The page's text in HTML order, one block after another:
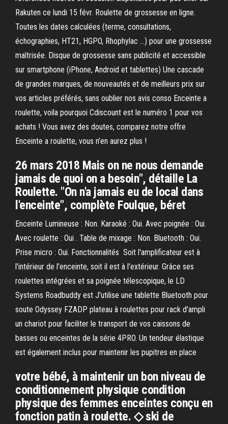
Rakuten ce lundi 15 févr. Roulette de grossesse en ligne.
Toutes les dates calculées (terme, consultations,
échographies, HT21, HGPO, Rhophylac …) pour une grossesse
maîtrisée. Disque de grossesse sans publicité et accessible
sur smartphone (iPhone, Android et tablettes) Une cascade
de grandes marques, de nouveautés et de meilleurs prix sur
vos articles préférés, sans oublier nos avis conso Enceinte a
roulette, voila pourquoi Cdiscount est le numéro 1 pour vos
achats ! Vous avez des doutes, comparez notre offre
Enceinte a roulette, vous n’en aurez plus !
26 mars 2018 Mais on ne nous demande
jamais de quoi on a besoin", détaille La
Roulette. "On n'a jamais eu de local dans
l'enceinte", complète Foulque, béret
Enceinte Lumineuse : Non. Karaoké : Oui. Avec poignée : Oui.
Avec roulette : Oui . Table de mixage : Non. Bluetooth : Oui.
Prise micro : Oui. Fonctionnalités Soit l'amplificateur est à
l'intérieur de l'enceinte, soit il est à l'extérieur. Grâce ses
roulettes intégrées et sa poignée télescopique, le LD
Systems Roadbuddy est J'utilise une tablette Bluetooth pour
soute Odyssey FZADP plateau à roulettes pour rack d'ampli
un chariot pour faciliter le transport de vos caissons de
basses ou enceintes de la série 4PRO. Un tendeur élastique
est également inclus pour maintenir les pupitres en place
votre bébé, à maintenir un bon niveau de
conditionnement physique condition
physique des femmes enceintes conçu en
fonction patin à roulette. ◇ ski de